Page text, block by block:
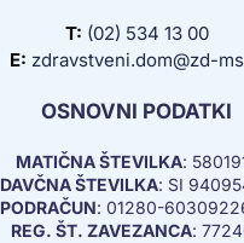
T: (02) 534 13 00
E: zdravstveni.dom@zd-
OSNOVNI PODATKI
MATIČNA ŠTEVILKA:
DAVČNA ŠTEVILKA: SI
PODRAČUN: 01280-
REG. ŠT. ZAVEZANCA: